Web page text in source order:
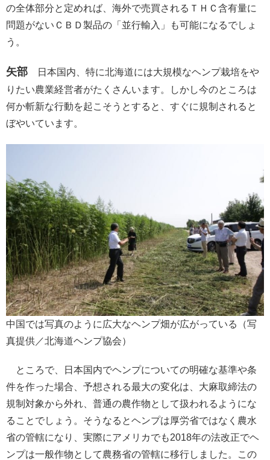
の全体部分と定めれば、海外で売買されるＴＨＣ含有量に
問題がないＣＢＤ製品の「並行輸入」も可能になるでしょ
う。
矢部 日本国内、特に北海道には大規模なヘンプ栽培をや
りたい農業経営者がたくさんいます。しかし今のところは
何か斬新な行動を起こそうとすると、すぐに規制されると
ぼやいています。
中国では写真のように広大なヘンプ畑が広がっている（写
真提供／北海道ヘンプ協会）
ところで、日本国内でヘンプについての明確な基準や条
件を作った場合、予想される最大の変化は、大麻取締法の
規制対象から外れ、普通の農作物として扱われるようにな
ることでしょう。そうなるとヘンプは厚労省ではなく農水
省の管轄になり、実際にアメリカでも2018年の法改正でヘ
ンプは一般作物として農務省の管轄に移行しました。この